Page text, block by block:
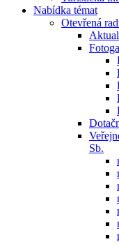
Nabídka témat
Otevřená
Sb.